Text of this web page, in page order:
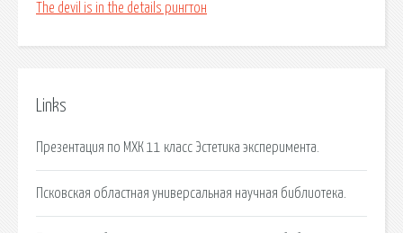
The devil is in the details рингтон
Links
Презентация по МХК 11 класс Эстетика эксперимента.
Псковская областная универсальная научная библиотека.